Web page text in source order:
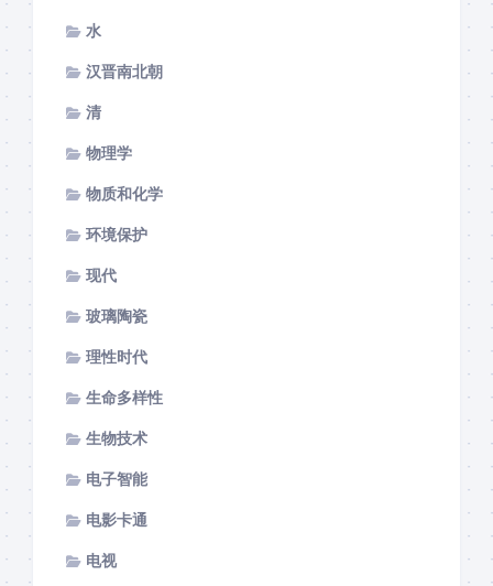
水
汉晋南北朝
清
物理学
物质和化学
环境保护
现代
玻璃陶瓷
理性时代
生命多样性
生物技术
电子智能
电影卡通
电视